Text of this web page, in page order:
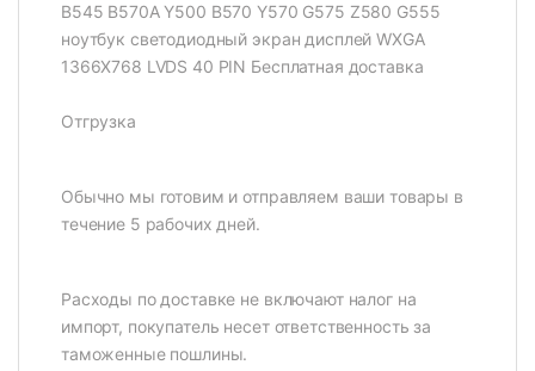
B545 B570A Y500 B570 Y570 G575 Z580 G555
ноутбук светодиодный экран дисплей WXGA
1366X768 LVDS 40 PIN Бесплатная доставка
Отгрузка
Обычно мы готовим и отправляем ваши товары в
течение 5 рабочих дней.
Расходы по доставке не включают налог на
импорт, покупатель несет ответственность за
таможенные пошлины.